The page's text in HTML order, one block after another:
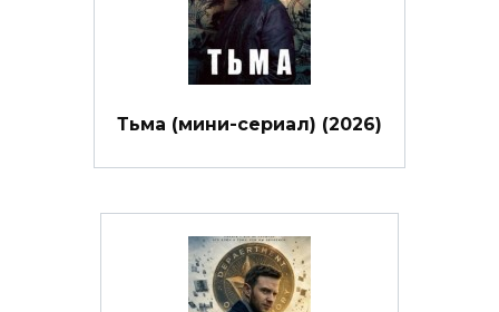
Тьма (мини-сериал) (2026)